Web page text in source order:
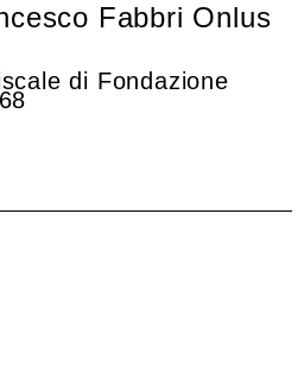
Fabbri Onlus
di Fondazione